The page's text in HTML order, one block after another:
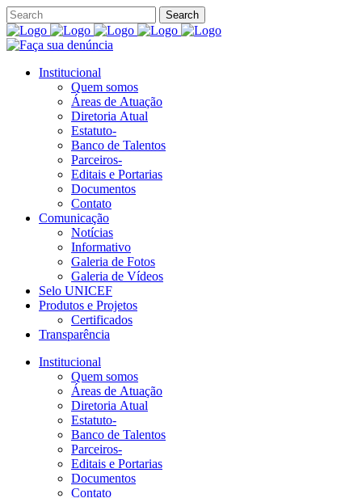
Institucional
Quem somos
Áreas de Atuação
Diretoria Atual
Estatuto-
Banco de Talentos
Parceiros-
Editais e Portarias
Documentos
Contato
Comunicação
Notícias
Informativo
Galeria de Fotos
Galeria de Vídeos
Selo UNICEF
Produtos e Projetos
Certificados
Transparência
Institucional
Quem somos
Áreas de Atuação
Diretoria Atual
Estatuto-
Banco de Talentos
Parceiros-
Editais e Portarias
Documentos
Contato